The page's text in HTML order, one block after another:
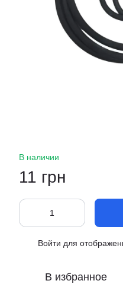
В наличии
11 грн
Войти для
В избранное